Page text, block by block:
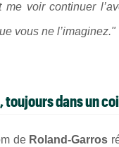
voir continuer
vous ne l’imaginez."
toujours dans un
de Roland-Garros